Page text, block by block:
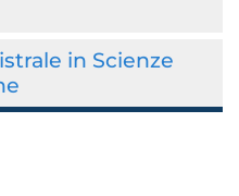
in Scienze